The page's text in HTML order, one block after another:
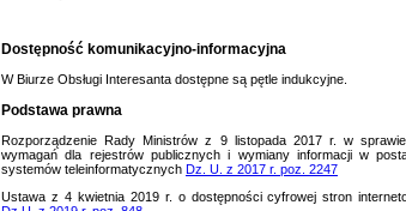
Dostępność komunikacyjno-informacyjna
W Biurze Obsługi Interesanta dostępne są pętle indukcyjne.
Podstawa prawna
Rozporządzenie Rady Ministrów z 9 listopada 2017 r. w
wymagań dla rejestrów publicznych i wymiany informacji w
systemów teleinformatycznych Dz. U. z 2017 r. poz. 2247
Ustawa z 4 kwietnia 2019 r. o dostępności cyfrowej stron